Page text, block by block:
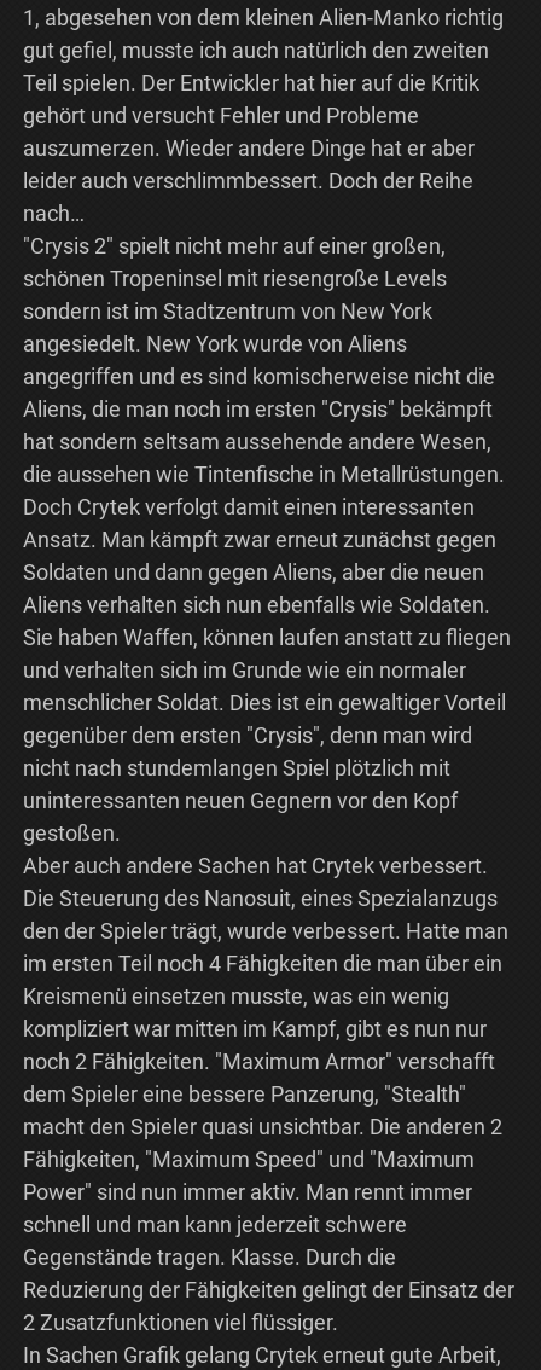
1, abgesehen von dem kleinen Alien-Manko richtig
gut gefiel, musste ich auch natürlich den zweiten
Teil spielen. Der Entwickler hat hier auf die Kritik
gehört und versucht Fehler und Probleme
auszumerzen. Wieder andere Dinge hat er aber
leider auch verschlimmbessert. Doch der Reihe
nach…
"Crysis 2" spielt nicht mehr auf einer großen,
schönen Tropeninsel mit riesengroße Levels
sondern ist im Stadtzentrum von New York
angesiedelt. New York wurde von Aliens
angegriffen und es sind komischerweise nicht die
Aliens, die man noch im ersten "Crysis" bekämpft
hat sondern seltsam aussehende andere Wesen,
die aussehen wie Tintenfische in Metallrüstungen.
Doch Crytek verfolgt damit einen interessanten
Ansatz. Man kämpft zwar erneut zunächst gegen
Soldaten und dann gegen Aliens, aber die neuen
Aliens verhalten sich nun ebenfalls wie Soldaten.
Sie haben Waffen, können laufen anstatt zu fliegen
und verhalten sich im Grunde wie ein normaler
menschlicher Soldat. Dies ist ein gewaltiger Vorteil
gegenüber dem ersten "Crysis", denn man wird
nicht nach stundemlangen Spiel plötzlich mit
uninteressanten neuen Gegnern vor den Kopf
gestoßen.
Aber auch andere Sachen hat Crytek verbessert.
Die Steuerung des Nanosuit, eines Spezialanzugs
den der Spieler trägt, wurde verbessert. Hatte man
im ersten Teil noch 4 Fähigkeiten die man über ein
Kreismenü einsetzen musste, was ein wenig
kompliziert war mitten im Kampf, gibt es nun nur
noch 2 Fähigkeiten. "Maximum Armor" verschafft
dem Spieler eine bessere Panzerung, "Stealth"
macht den Spieler quasi unsichtbar. Die anderen 2
Fähigkeiten, "Maximum Speed" und "Maximum
Power" sind nun immer aktiv. Man rennt immer
schnell und man kann jederzeit schwere
Gegenstände tragen. Klasse. Durch die
Reduzierung der Fähigkeiten gelingt der Einsatz der
2 Zusatzfunktionen viel flüssiger.
In Sachen Grafik gelang Crytek erneut gute Arbeit,